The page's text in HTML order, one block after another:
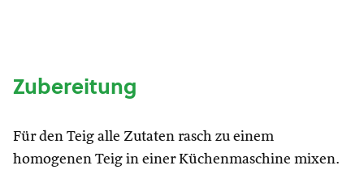
Zubereitung
Für den Teig alle Zutaten rasch zu einem
homogenen Teig in einer Küchenmaschine mixen.